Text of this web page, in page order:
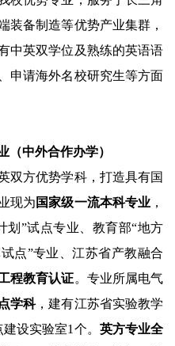
装备制造等优势产业集群，
中英双学位及熟练的英语语
申请海外名校研究生等方面
（中外合作办学）
双方优势学科，打造具有国
现为 国家级一流本科专业 ，
划”试点专业、教育部“地方
点”专业、江苏省产教融合
程教育认证。专业所属电气
学科，建有江苏省实验教学
设实验室1 个。 英方专业全